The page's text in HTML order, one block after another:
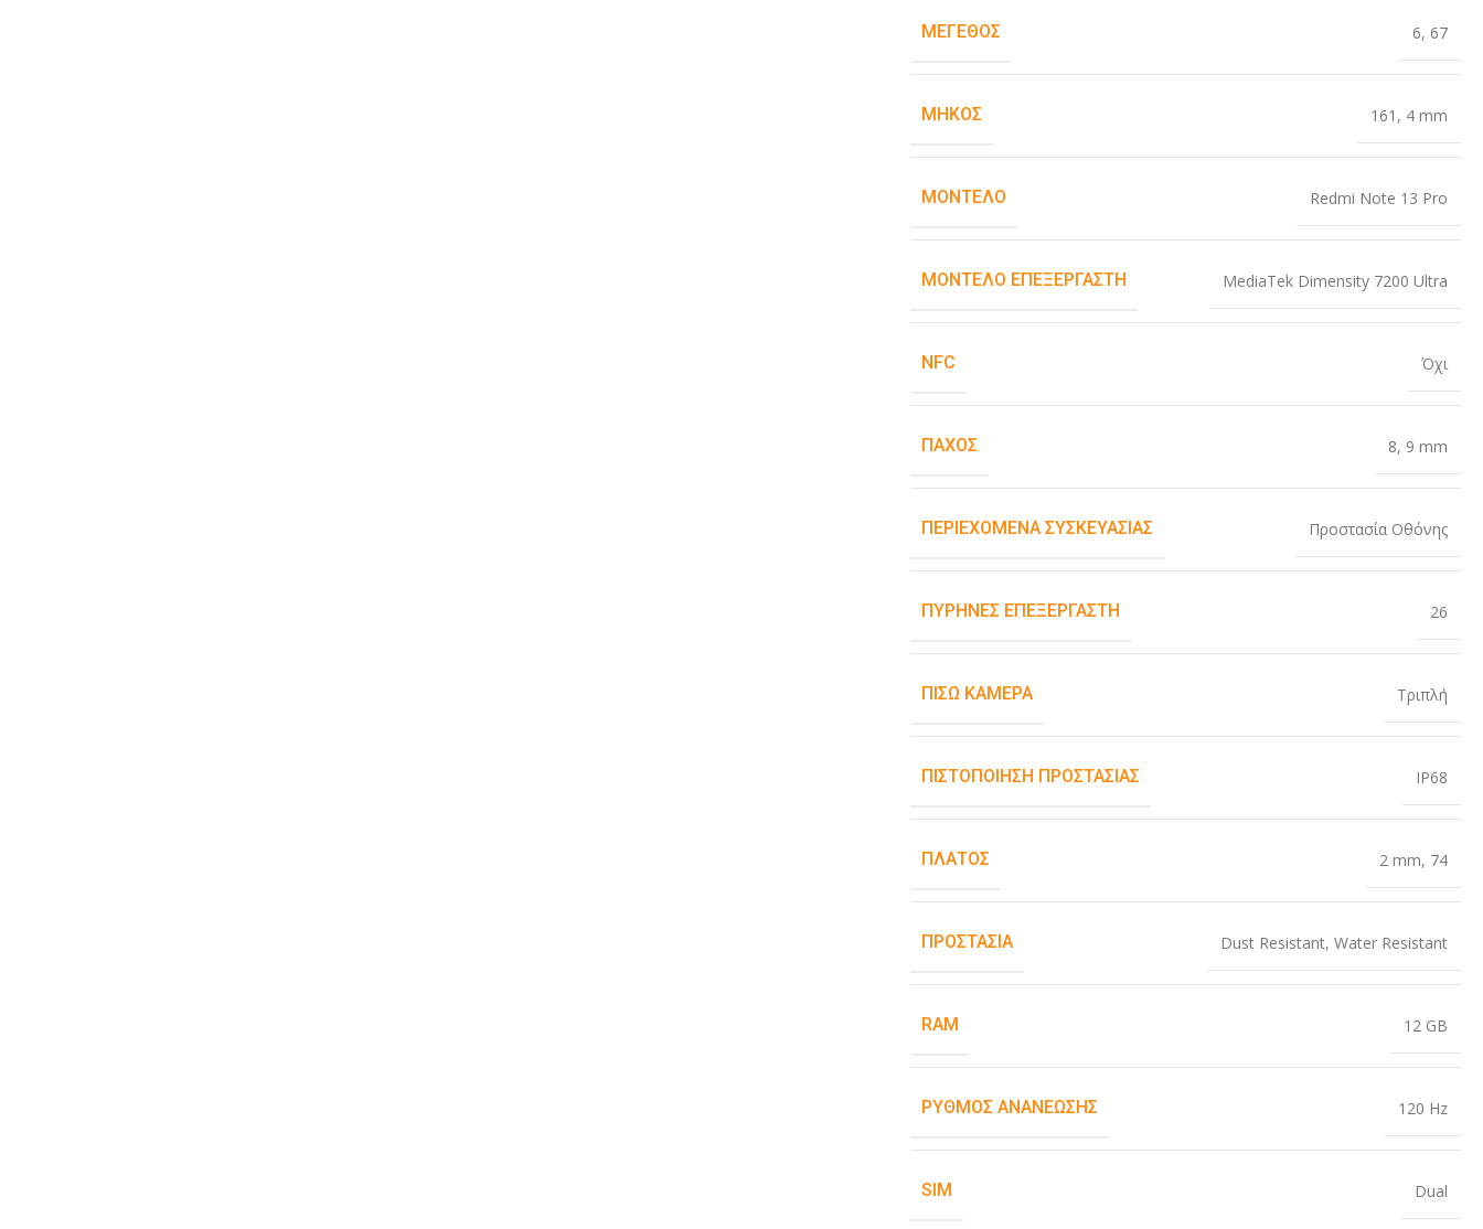
ΜΈΓΕΘΟΣ 6, 67
ΜΉΚΟΣ 161 , 4 mm
ΜΟΝΤΈΛΟ Redmi Note 13 Pro
ΜΟΝΤΈΛΟ ΕΠΕΞΕΡΓΑΣΤΉ MediaTek Dimensity 7200 Ultra
NFC Όχι
ΠΆΧΟΣ 8, 9 mm
ΠΕΡΙΕΧΌΜΕΝΑ ΣΥΣΚΕΥΑΣΊΑΣ Προστασία Οθόνης
ΠΥΡΉΝΕΣ ΕΠΕΞΕΡΓΑΣΤΉ 26
ΠΊΣΩ ΚΆΜΕΡΑ Τριπλή
ΠΙΣΤΟΠΟΊΗΣΗ ΠΡΟΣΤΑΣΊΑΣ IP68
ΠΛΆΤΟΣ 2 mm, 74
ΠΡΟΣΤΑΣΊΑ Dust Resistant, Water Resistant
RAM 12 GB
ΡΥΘΜΌΣ ΑΝΑΝΈΩΣΗΣ 120 Hz
SIM Dual